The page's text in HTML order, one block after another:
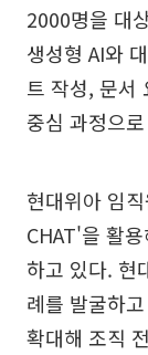
2000명을 대
생성형 AI와
트 작성, 문서
중심 과정으
현대위아 임
CHAT'을 활
하고 있다. 현
례를 발굴하
확대해 조직